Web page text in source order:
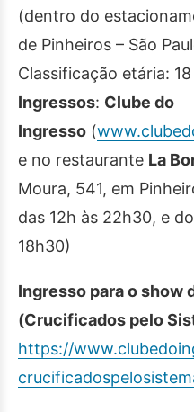
(dentro do
de Pinheiros – São
Classificação etária:
Ingressos: Clube do
Ingresso (
e no restaurante La
Moura, 541, em
das 12h às 22h30, e
18h30)
Ingresso para o show
(Crucificados pelo
https://